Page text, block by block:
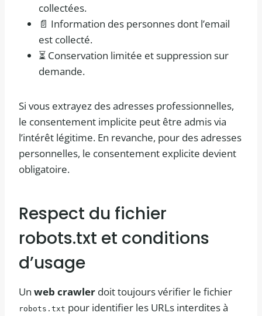
collectées.
📄 Information des personnes dont l’email
est collecté.
⏳ Conservation limitée et suppression sur
demande.
Si vous extrayez des adresses professionnelles,
le consentement implicite peut être admis via
l’intérêt légitime. En revanche, pour des adresses
personnelles, le consentement explicite devient
obligatoire.
Respect du fichier
robots.txt et conditions
d’usage
Un web crawler doit toujours vérifier le fichier
robots.txt pour identifier les URLs interdites à